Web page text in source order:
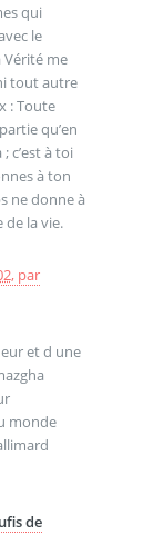
qui
le
Vérité me
tout autre
: Toute
qu’en
c’est à toi
à ton
ne donne à
de la vie.
, par
et d une
monde
de